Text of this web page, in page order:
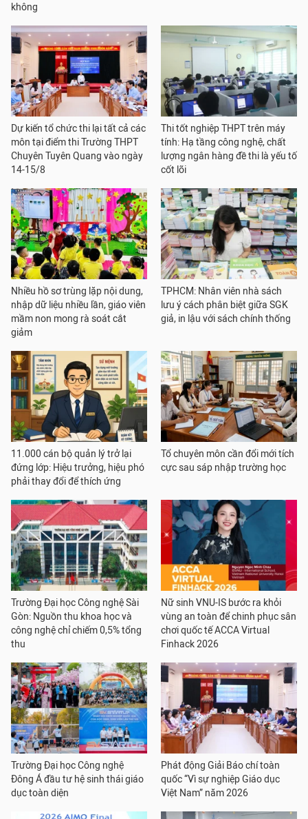
không
Dự kiến tổ chức thi lại tất cả các
môn tại điểm thi Trường THPT
Chuyên Tuyên Quang vào ngày
14-15/8
Thi tốt nghiệp THPT trên máy
tính: Hạ tầng công nghệ, chất
lượng ngân hàng đề thi là yếu tố
cốt lõi
Nhiều hồ sơ trùng lặp nội dung,
nhập dữ liệu nhiều lần, giáo viên
mầm non mong rà soát cắt
giảm
TPHCM: Nhân viên nhà sách
lưu ý cách phân biệt giữa SGK
giả, in lậu với sách chính thống
11.000 cán bộ quản lý trở lại
đứng lớp: Hiệu trưởng, hiệu phó
phải thay đổi để thích ứng
Tổ chuyên môn cần đổi mới tích
cực sau sáp nhập trường học
Trường Đại học Công nghệ Sài
Gòn: Nguồn thu khoa học và
công nghệ chỉ chiếm 0,5% tổng
thu
Nữ sinh VNU-IS bước ra khỏi
vùng an toàn để chinh phục sân
chơi quốc tế ACCA Virtual
Finhack 2026
Trường Đại học Công nghệ
Đông Á đầu tư hệ sinh thái giáo
dục toàn diện
Phát động Giải Báo chí toàn
quốc “Vì sự nghiệp Giáo dục
Việt Nam” năm 2026